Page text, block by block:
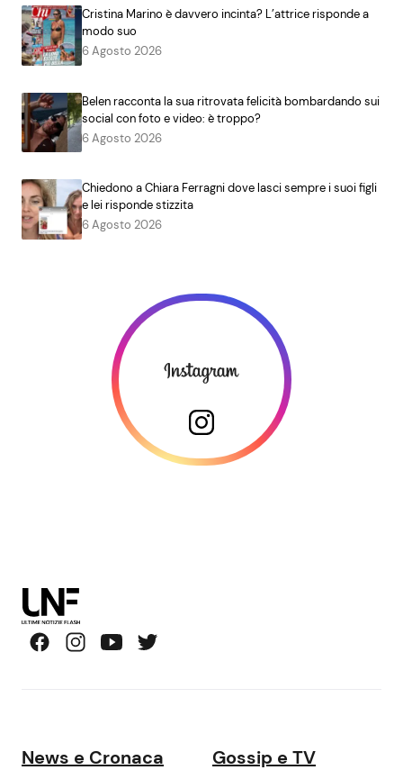
Cristina Marino è davvero incinta? L’attrice risponde a
modo suo
6 Agosto 2026
Belen racconta la sua ritrovata felicità bombardando sui
social con foto e video: è troppo?
6 Agosto 2026
Chiedono a Chiara Ferragni dove lasci sempre i suoi figli
e lei risponde stizzita
6 Agosto 2026
News e Cronaca Gossip e TV